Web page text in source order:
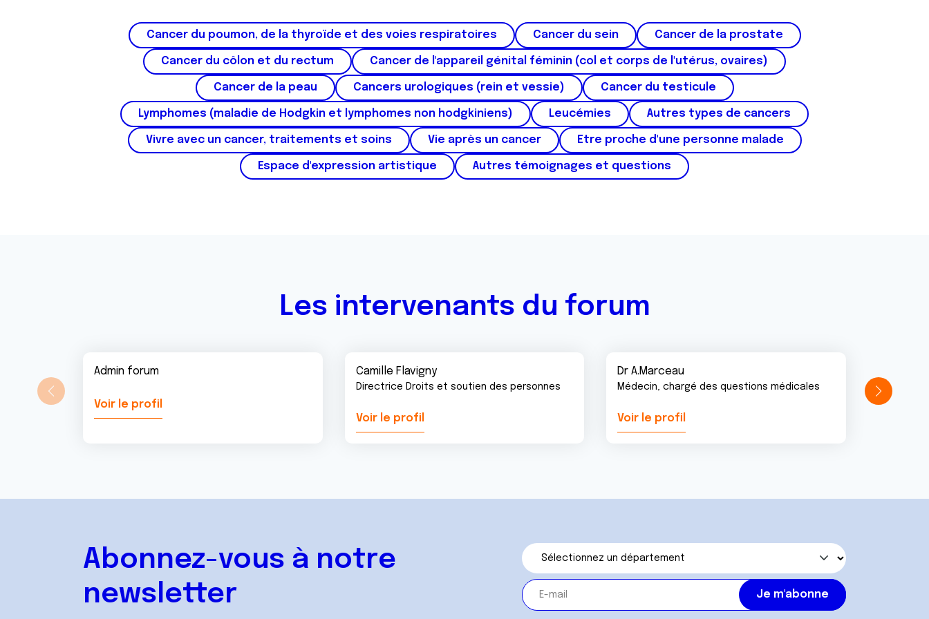
e
n
t
e
e
n
t
Cancer du poumon, de la thyroïde et des voies respiratoires Cancer du sein Cancer de la prostate
Cancer du côlon et du rectum Cancer de l'appareil génital féminin (col et corps de l'utérus, ovaires)
Cancer de la peau Cancers urologiques (rein et vessie) Cancer du testicule
Lymphomes (maladie de Hodgkin et lymphomes non hodgkiniens) Leucémies Autres types de cancers
Vivre avec un cancer, traitements et soins Vie après un cancer Etre proche d'une personne malade
Espace d'expression artistique Autres témoignages et questions
Les intervenants du forum
Admin forum
Voir le profil
Camille Flavigny
Directrice Droits et soutien des personnes
Voir le profil
Dr A.Marceau
Médecin, chargé des questions médicales
Voir le profil
Abonnez-vous à notre
newsletter